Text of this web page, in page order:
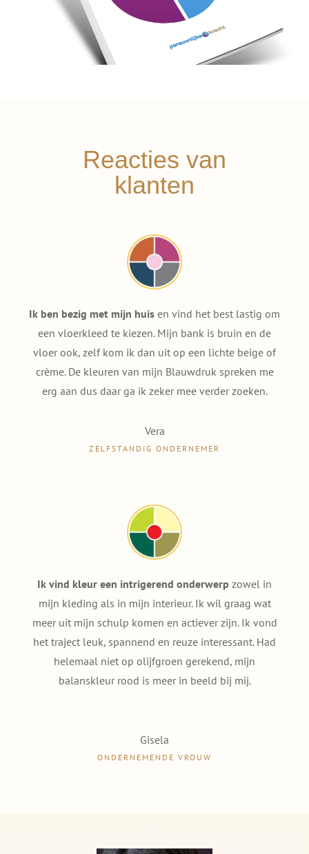
Reacties van
klanten
Ik ben bezig met mijn huis en vind het best lastig om
een vloerkleed te kiezen. Mijn bank is bruin en de
vloer ook, zelf kom ik dan uit op een lichte beige of
crème. De kleuren van mijn Blauwdruk spreken me
erg aan dus daar ga ik zeker mee verder zoeken.
Vera
ZELFSTANDIG ONDERNEMER
Ik vind kleur een intrigerend onderwerp zowel in
mijn kleding als in mijn interieur. Ik wil graag wat
meer uit mijn schulp komen en actiever zijn. Ik vond
het traject leuk, spannend en reuze interessant. Had
helemaal niet op olijfgroen gerekend, mijn
balanskleur rood is meer in beeld bij mij.
Gisela
ONDERNEMENDE VROUW